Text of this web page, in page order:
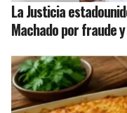
La Justicia
Machado por fraude